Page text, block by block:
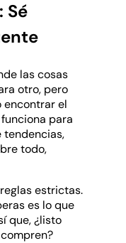
Sé
las cosas
otro, pero
el
para
tendencias,
todo,
estrictas.
es lo que
que, ¿listo